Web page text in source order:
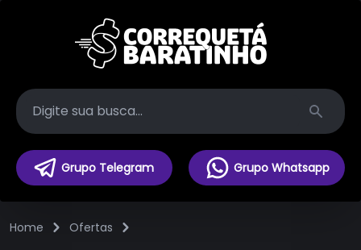
Search
Grupo Telegram Grupo Whatsapp
Home Ofertas